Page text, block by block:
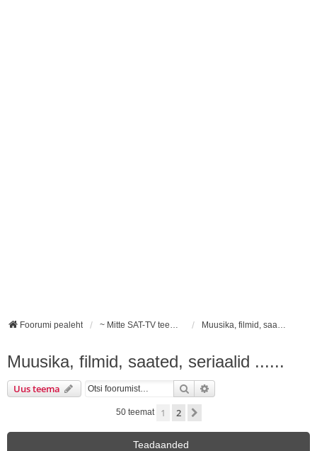
Foorumi pealeht ~ Mitte SAT-TV teemalised foorumid ~ Muusika, filmid, saated, seriaalid ......
Muusika, filmid, saated, seriaalid ......
Uus teema Otsi
50 teemat 1 2
Teadaanded